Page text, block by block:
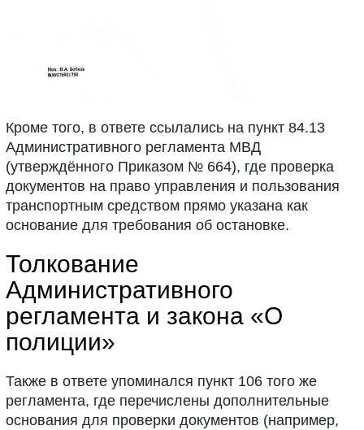
Кроме того, в ответе ссылались на пункт 84.13
Административного регламента МВД
(утверждённого Приказом № 664), где проверка
документов на право управления и пользования
транспортным средством прямо указана как
основание для требования об остановке.
Толкование
Административного
регламента и закона «О
полиции»
Также в ответе упоминался пункт 106 того же
регламента, где перечислены дополнительные
основания для проверки документов (например,